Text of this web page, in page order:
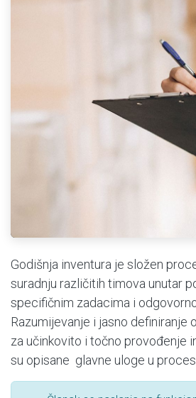
Godišnja inventura je složen
suradnju različitih timova unutar
specifičnim zadacima i
Razumijevanje i jasno definiranje
za učinkovito i točno provođenje
su opisane glavne uloge u